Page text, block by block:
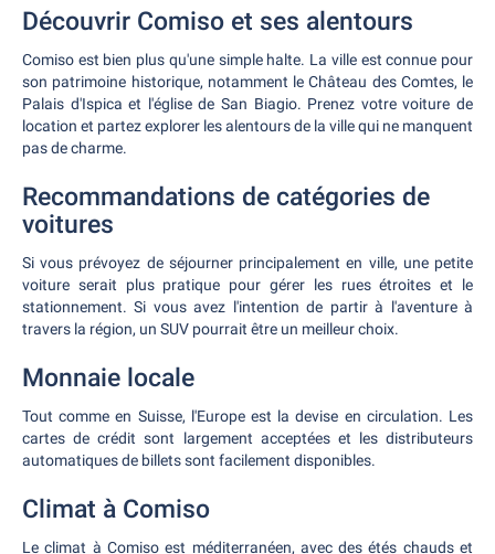
Découvrir Comiso et ses alentours
Comiso est bien plus qu'une simple halte. La ville est connue pour
son patrimoine historique, notamment le Château des Comtes, le
Palais d'Ispica et l'église de San Biagio. Prenez votre voiture de
location et partez explorer les alentours de la ville qui ne manquent
pas de charme.
Recommandations de catégories de
voitures
Si vous prévoyez de séjourner principalement en ville, une petite
voiture serait plus pratique pour gérer les rues étroites et le
stationnement. Si vous avez l'intention de partir à l'aventure à
travers la région, un SUV pourrait être un meilleur choix.
Monnaie locale
Tout comme en Suisse, l'Europe est la devise en circulation. Les
cartes de crédit sont largement acceptées et les distributeurs
automatiques de billets sont facilement disponibles.
Climat à Comiso
Le climat à Comiso est méditerranéen, avec des étés chauds et